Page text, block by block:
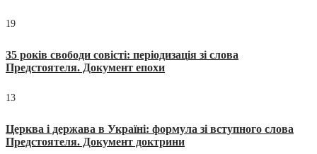
19
35 років свободи совісті: періодизація зі слова
Предстоятеля. Документ епохи
13
Церква і держава в Україні: формула зі вступного слова
Предстоятеля. Документ доктрини